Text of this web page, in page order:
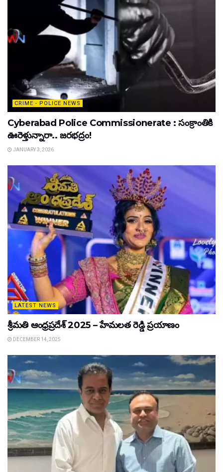
CRIME - POLICE NEWS
Cyberabad Police Commissionerate : సంక్రాంతికి
ఊరెళ్తున్నారా.. జరభద్రం!
JANUARY 3, 2026
LATEST NEWS
శ్రీమతి ఆంధ్రప్రదేశ్ 2025 – హేమలత రెడ్డి ప్రయాణం
DECEMBER 14, 2025